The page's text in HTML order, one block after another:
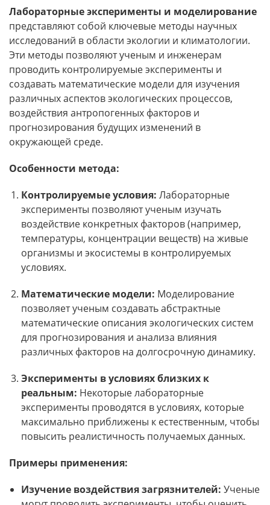
Лабораторные эксперименты и моделирование
представляют собой ключевые методы научных
исследований в области экологии и климатологии.
Эти методы позволяют ученым и инженерам
проводить контролируемые эксперименты и
создавать математические модели для изучения
различных аспектов экологических процессов,
воздействия антропогенных факторов и
прогнозирования будущих изменений в
окружающей среде.
Особенности метода:
Контролируемые условия: Лабораторные
эксперименты позволяют ученым изучать
воздействие конкретных факторов (например,
температуры, концентрации веществ) на живые
организмы и экосистемы в контролируемых
условиях.
Математические модели: Моделирование
позволяет ученым создавать абстрактные
математические описания экологических систем
для прогнозирования и анализа влияния
различных факторов на долгосрочную динамику.
Эксперименты в условиях близких к
реальным: Некоторые лабораторные
эксперименты проводятся в условиях, которые
максимально приближены к естественным, чтобы
повысить реалистичность получаемых данных.
Примеры применения:
Изучение воздействия загрязнителей: Ученые